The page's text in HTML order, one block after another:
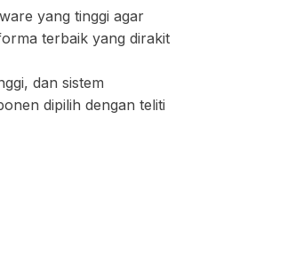
yang tinggi agar
terbaik yang dirakit
dan sistem
dipilih dengan teliti